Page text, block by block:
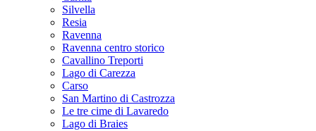
Silvella
Resia
Ravenna
Ravenna centro storico
Cavallino Treporti
Lago di Carezza
Carso
San Martino di Castrozza
Le tre cime di Lavaredo
Lago di Braies